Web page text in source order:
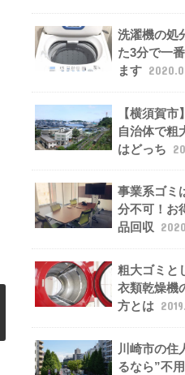
洗濯機の処
た3分で一
ます
【横須賀
自治体で粗
はどっち
事業系ゴミ
分不可！お
品回収
粗大ゴミと
衣類乾燥機
方とは
川崎市の住
るなら”不